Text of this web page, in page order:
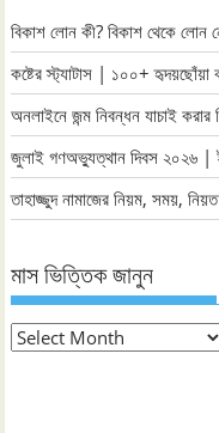
বিকাশ লোন কী? বিকাশ থেকে লোন
কষ্টের স্ট্যাটাস | ১০০+ হৃদয়ছোঁয়া
অনলাইনে জন্ম নিবন্ধন যাচাই
জুলাই গণঅভ্যুত্থান দিবস ২০২৬ |
তাহাজ্জুদ নামাজের নিয়ম, সময়,
মাস ভিত্তিক জানুন
মাস